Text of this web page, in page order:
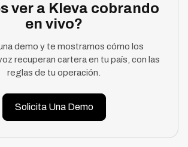
ver a Kleva cobrando
en vivo?
demo y te mostramos cómo los
recuperan cartera en tu país, con las
reglas de tu operación.
Solicita Una Demo